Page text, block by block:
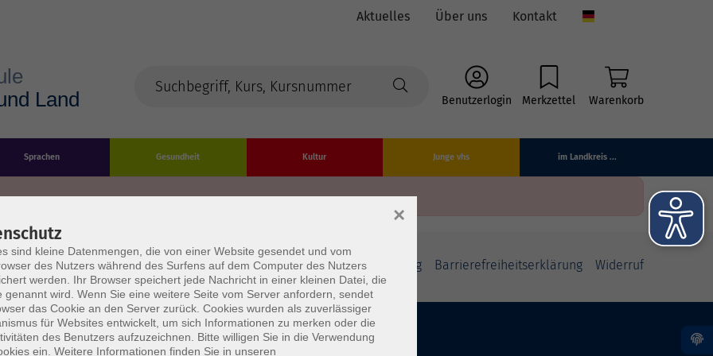
Aktuelles Über uns Kontakt
Benutzerlogin Merkzettel Warenkorb
Sprachen Gesundheit Kultur Junge vhs im Landkreis ...
Impressum Datenschutzerklärung AGB/Widerrufsbelehrung Barrierefreiheitserklärung Widerruf
sind kleine Datenmengen, die von einer Website gesendet und vom
des Nutzers während des Surfens auf dem Computer des Nutzers
werden. Ihr Browser speichert jede Nachricht in einer kleinen Datei, die
genannt wird. Wenn Sie eine weitere Seite vom Server anfordern, sendet
das Cookie an den Server zurück. Cookies wurden als zuverlässiger
für Websites entwickelt, um sich Informationen zu merken oder die
des Benutzers aufzuzeichnen. Bitte willigen Sie in die Verwendung
ein. Weitere Informationen finden Sie in unseren
×